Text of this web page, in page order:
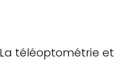
La téléoptométrie et